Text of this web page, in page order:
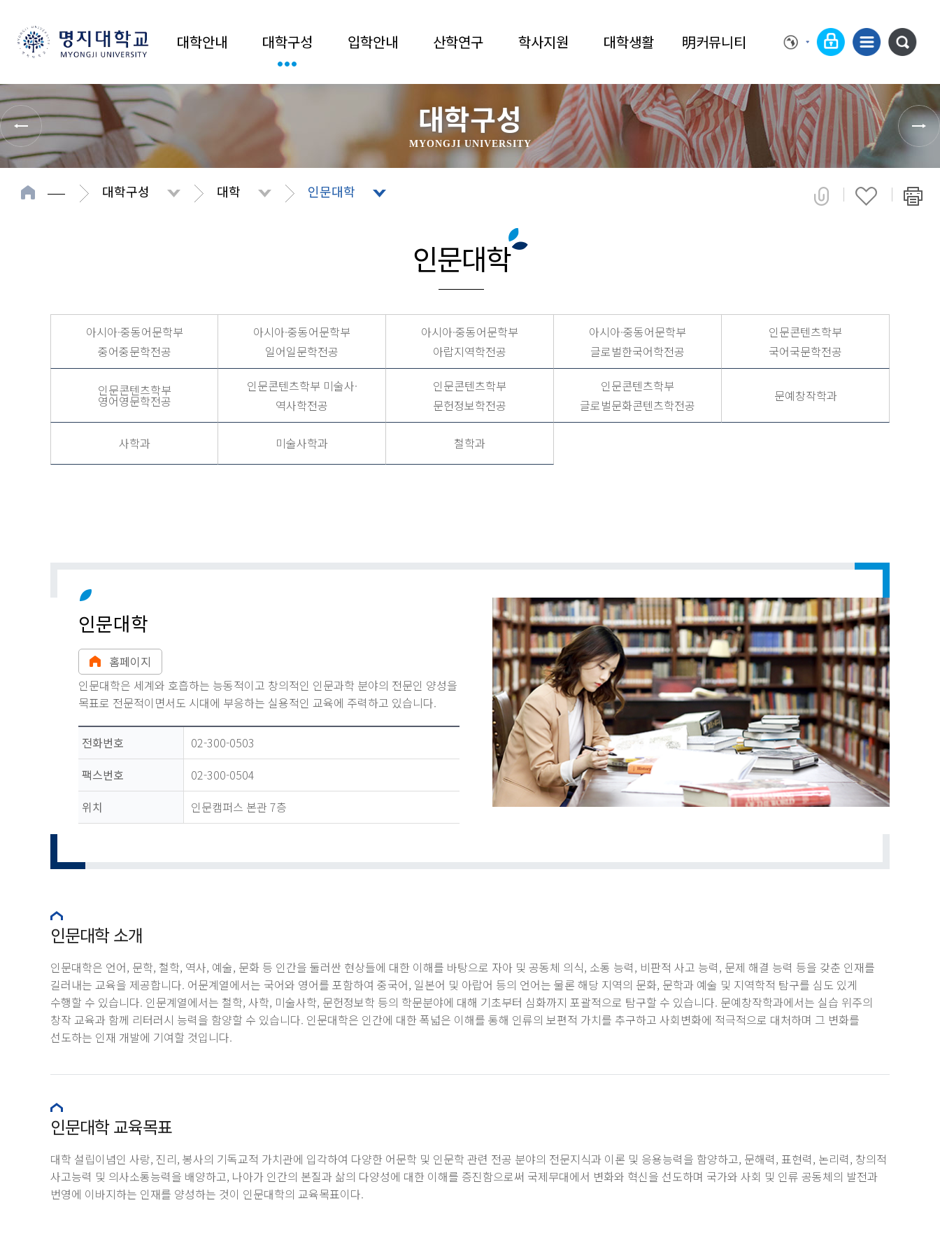
대학안내 대학구성 입학안내 산학연구 학사지원 대학생활 明커뮤니티
대학구성
MYONGJI UNIVERSITY
대학구성 대학 인문대학
인문대학
아시아·중동어문학부
중어중문학전공
아시아·중동어문학부
일어일문학전공
아시아·중동어문학부
아랍지역학전공
아시아·중동어문학부
글로벌한국어학전공
인문콘텐츠학부
국어국문학전공
인문콘텐츠학부
영어영문학전공
인문콘텐츠학부 미술사·
역사학전공
인문콘텐츠학부
문헌정보학전공
인문콘텐츠학부
글로벌문화콘텐츠학전공
문예창작학과
사학과 미술사학과 철학과
인문대학
홈페이지
인문대학은 세계와 호흡하는 능동적이고 창의적인 인문과학 분야의 전문인 양성을
목표로 전문적이면서도 시대에 부응하는 실용적인 교육에 주력하고 있습니다.
전화번호
02-300-0503
팩스번호
02-300-0504
위치
인문캠퍼스 본관 7층
인문대학 소개
인문대학은 언어, 문학, 철학, 역사, 예술, 문화 등 인간을 둘러싼 현상들에 대한 이해를 바탕으로 자아 및 공동체 의식, 소통 능력, 비판적 사고 능력, 문제 해결 능력 등을 갖춘 인재를
길러내는 교육을 제공합니다. 어문계열에서는 국어와 영어를 포함하여 중국어, 일본어 및 아랍어 등의 언어는 물론 해당 지역의 문화, 문학과 예술 및 지역학적 탐구를 심도 있게
수행할 수 있습니다. 인문계열에서는 철학, 사학, 미술사학, 문헌정보학 등의 학문분야에 대해 기초부터 심화까지 포괄적으로 탐구할 수 있습니다. 문예창작학과에서는 실습 위주의
창작 교육과 함께 리터러시 능력을 함양할 수 있습니다. 인문대학은 인간에 대한 폭넓은 이해를 통해 인류의 보편적 가치를 추구하고 사회변화에 적극적으로 대처하며 그 변화를
선도하는 인재 개발에 기여할 것입니다.
인문대학 교육목표
대학 설립이념인 사랑, 진리, 봉사의 기독교적 가치관에 입각하여 다양한 어문학 및 인문학 관련 전공 분야의 전문지식과 이론 및 응용능력을 함양하고, 문해력, 표현력, 논리력, 창의적
사고능력 및 의사소통능력을 배양하고, 나아가 인간의 본질과 삶의 다양성에 대한 이해를 증진함으로써 국제무대에서 변화와 혁신을 선도하며 국가와 사회 및 인류 공동체의 발전과
번영에 이바지하는 인재를 양성하는 것이 인문대학의 교육목표이다.